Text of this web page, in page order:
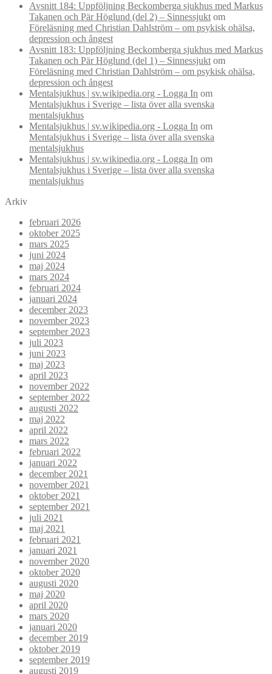
Avsnitt 184: Uppföljning Beckomberga sjukhus med Markus
Takanen och Pär Höglund (del 2) – Sinnessjukt om
Föreläsning med Christian Dahlström – om psykisk ohälsa,
depression och ångest
Avsnitt 183: Uppföljning Beckomberga sjukhus med Markus
Takanen och Pär Höglund (del 1) – Sinnessjukt om
Föreläsning med Christian Dahlström – om psykisk ohälsa,
depression och ångest
Mentalsjukhus | sv.wikipedia.org - Logga In om
Mentalsjukhus i Sverige – lista över alla svenska
mentalsjukhus
Mentalsjukhus | sv.wikipedia.org - Logga In om
Mentalsjukhus i Sverige – lista över alla svenska
mentalsjukhus
Mentalsjukhus | sv.wikipedia.org - Logga In om
Mentalsjukhus i Sverige – lista över alla svenska
mentalsjukhus
Arkiv
februari 2026
oktober 2025
mars 2025
juni 2024
maj 2024
mars 2024
februari 2024
januari 2024
december 2023
november 2023
september 2023
juli 2023
juni 2023
maj 2023
april 2023
november 2022
september 2022
augusti 2022
maj 2022
april 2022
mars 2022
februari 2022
januari 2022
december 2021
november 2021
oktober 2021
september 2021
juli 2021
maj 2021
februari 2021
januari 2021
november 2020
oktober 2020
augusti 2020
maj 2020
april 2020
mars 2020
januari 2020
december 2019
oktober 2019
september 2019
augusti 2019